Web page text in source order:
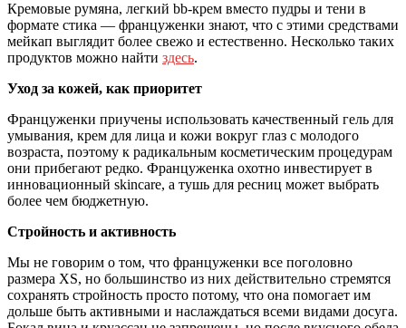
Кремовые румяна, легкий bb-крем вместо пудры и тени в
формате стика — француженки знают, что с этими средствами
мейкап выглядит более свежо и естественно. Несколько таких
продуктов можно найти здесь.
Уход за кожей, как приоритет
Француженки приучены использовать качественный гель для
умывания, крем для лица и кожи вокруг глаз с молодого
возраста, поэтому к радикальным косметическим процедурам
они прибегают редко. Француженка охотно инвестирует в
инновационный skincare, а тушь для ресниц может выбрать
более чем бюджетную.
Стройность и активность
Мы не говорим о том, что француженки все поголовно
размера XS, но большинство из них действительно стремятся
сохранять стройность просто потому, что она помогает им
дольше быть активными и наслаждаться всеми видами досуга.